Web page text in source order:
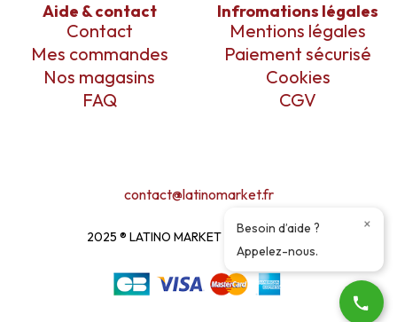
Aide & contact
Contact
Mes commandes
Nos magasins
FAQ
Infromations légales
Mentions légales
Paiement sécurisé
Cookies
CGV
contact@latinomarket.fr
2025 ® LATINO MARKET ı DESIGN BYEM
Besoin d’aide ?
Appelez-nous.
×